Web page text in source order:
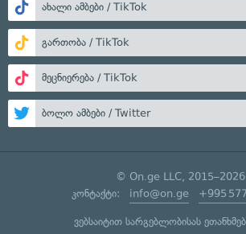
ახალი ამბები / TikTok
გართობა / TikTok
მეცნიერება / TikTok
ბოლო ამბები / Twitter
© On.ge LLC, 2015–2026
კონტაქტი: info@on.ge +995
ვებსაიტით სარგებლობისას